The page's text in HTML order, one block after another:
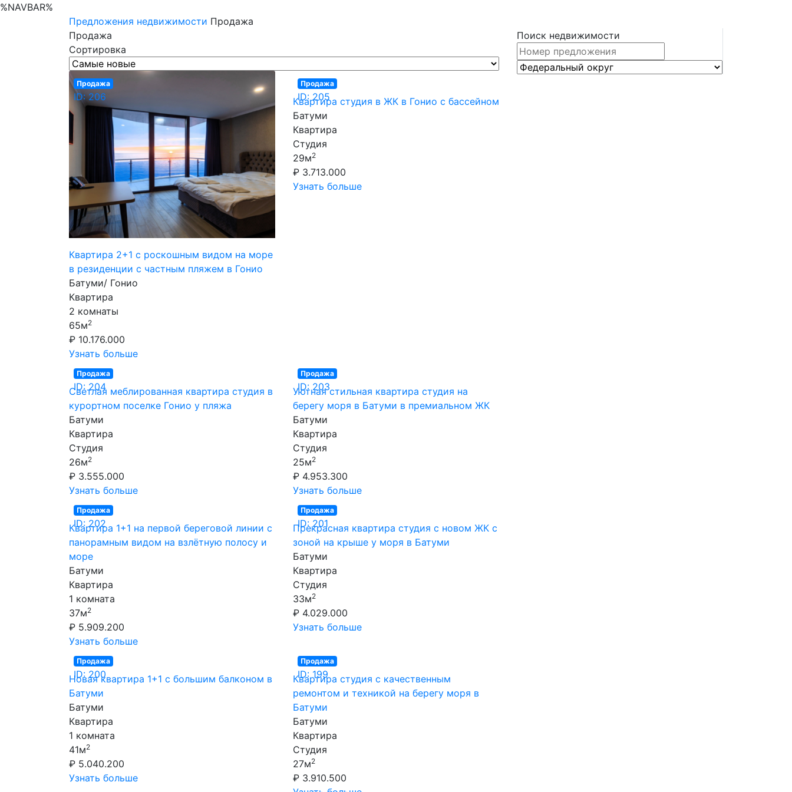
%NAVBAR%
Предложения недвижимости Продажа
Продажа
Сортировка
Продажа
ID: 206
Квартира 2+1 с роскошным видом на море
в резиденции с частным пляжем в Гонио
Батуми/ Гонио
Квартира
2 комнаты
65м2
₽ 10.176.000
Узнать больше
Продажа
ID: 205
Квартира студия в ЖК в Гонио с бассейном
Батуми
Квартира
Студия
29м2
₽ 3.713.000
Узнать больше
Продажа
ID: 204
Светлая меблированная квартира студия в
курортном поселке Гонио у пляжа
Батуми
Квартира
Студия
26м2
₽ 3.555.000
Узнать больше
Продажа
ID: 203
Уютная стильная квартира студия на
берегу моря в Батуми в премиальном ЖК
Батуми
Квартира
Студия
25м2
₽ 4.953.300
Узнать больше
Продажа
ID: 202
Квартира 1+1 на первой береговой линии с
панорамным видом на взлётную полосу и
море
Батуми
Квартира
1 комната
37м2
₽ 5.909.200
Узнать больше
Продажа
ID: 201
Прекрасная квартира студия с новом ЖК с
зоной на крыше у моря в Батуми
Батуми
Квартира
Студия
33м2
₽ 4.029.000
Узнать больше
Продажа
ID: 200
Новая квартира 1+1 с большим балконом в
Батуми
Батуми
Квартира
1 комната
41м2
₽ 5.040.200
Узнать больше
Продажа
ID: 199
Квартира студия с качественным
ремонтом и техникой на берегу моря в
Батуми
Батуми
Квартира
Студия
27м2
₽ 3.910.500
Поиск недвижимости